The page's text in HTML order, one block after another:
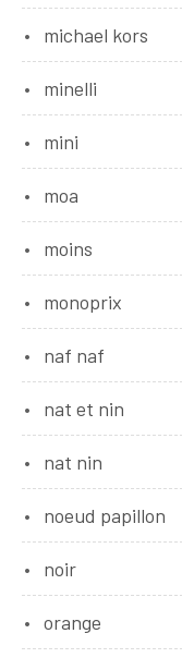
michael kors
minelli
mini
moa
moins
monoprix
naf naf
nat et nin
nat nin
noeud papillon
noir
orange